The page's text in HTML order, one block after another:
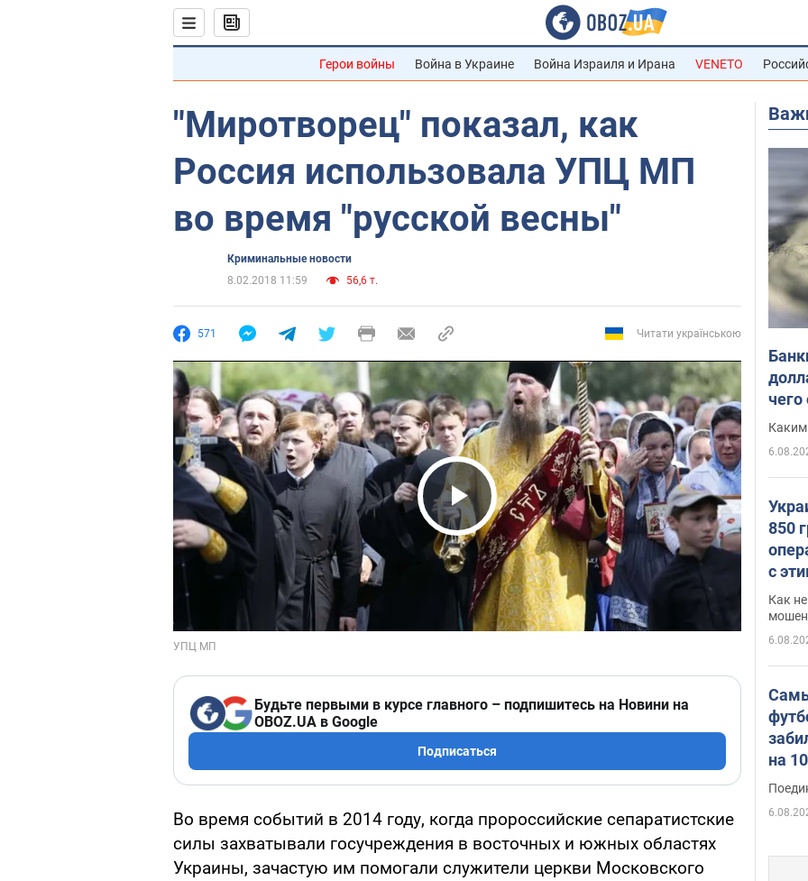
Герои войны Война в Украине Война Израиля и Ирана VENETO
"Миротворец" показал, как
Россия использовала УПЦ МП
во время "русской весны"
Криминальные новости
8.02.2018 11:59
56,6 т.
571 Читати українською
Play Video
Будьте первыми в курсе главного – подпишитесь на Новини на
OBOZ.UA в Google
Подписаться
Во время событий в 2014 году, когда пророссийские сепаратистские
силы захватывали госучреждения в восточных и южных областях
Украины, зачастую им помогали служители церкви Московского
Каким
850
с
Как
на